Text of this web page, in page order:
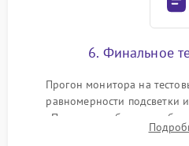
6. Финальное
Прогон монитора на
равномерности подсветки
Проверка
DisplayPort, VGA) и кнопок